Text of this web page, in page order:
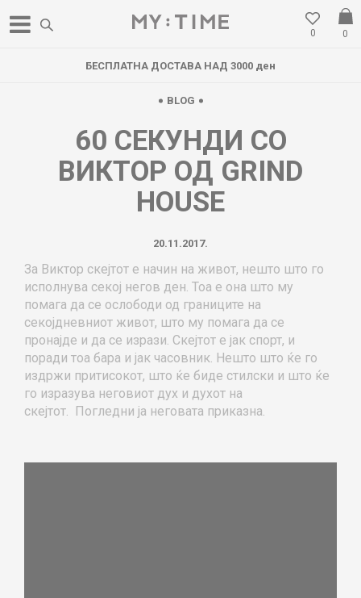
0
0
НАД 3000 ден
BLOG
60 СЕКУНДИ СО
ВИКТОР ОД GRIND
HOUSE
20.11.2017.
За Виктор скејтот е начин на живот, нешто што го
исполнува секој негов ден. Тоа е она што му
помага да се ослободи од границите на
секојдневниот живот, што му помага да се
пронајде и да се изрази. Скејтот е јак спорт, и
поради тоа бара и јак часовник. Нешто што ќе го
издржи притисокот, што ќе биде стилски и што ќе
го изразува неговиот дух и духот на
скејтот. Погледни ја неговата приказна.